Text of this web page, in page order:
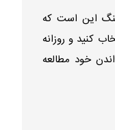
این است که
کنید و روزانه
خود مطالعه